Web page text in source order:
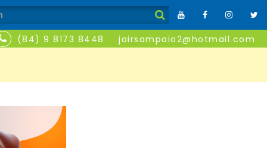
(84) 9 8173 8448 jairsampaio2@hotmail.com